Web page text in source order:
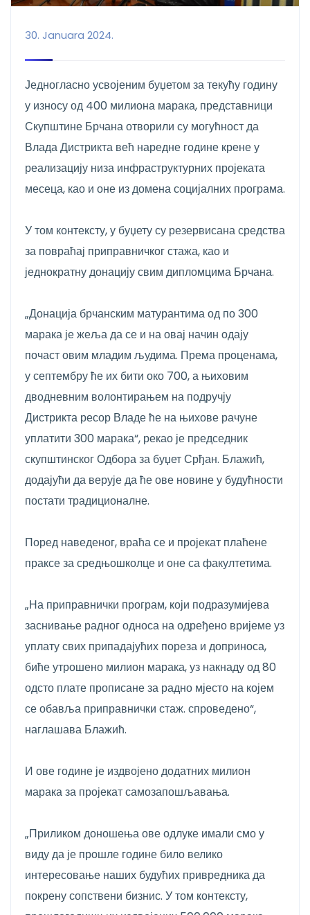
30. Januara 2024.
Једногласно усвојеним буџетом за текућу годину
у износу од 400 милиона марака, представници
Скупштине Брчана отворили су могућност да
Влада Дистрикта већ наредне године крене у
реализацију низа инфраструктурних пројеката
месеца, као и оне из домена социјалних програма.
У том контексту, у буџету су резервисана средства
за повраћај приправничког стажа, као и
једнократну донацију свим дипломцима Брчана.
„Донација брчанским матурантима од по 300
марака је жеља да се и на овај начин одају
почаст овим младим људима. Према проценама,
у септембру ће их бити око 700, а њиховим
дводневним волонтирањем на подручју
Дистрикта ресор Владе ће на њихове рачуне
уплатити 300 марака“, рекао је председник
скупштинског Одбора за буџет Срђан. Блажић,
додајући да верује да ће ове новине у будућности
постати традиционалне.
Поред наведеног, враћа се и пројекат плаћене
праксе за средњошколце и оне са факултетима.
„На приправнички програм, који подразумијева
заснивање радног односа на одређено вријеме уз
уплату свих припадајућих пореза и доприноса,
биће утрошено милион марака, уз накнаду од 80
одсто плате прописане за радно мјесто на којем
се обавља приправнички стаж. спроведено“,
наглашава Блажић.
И ове године је издвојено додатних милион
марака за пројекат самозапошљавања.
„Приликом доношења ове одлуке имали смо у
виду да је прошле године било велико
интересовање наших будућих привредника да
покрену сопствени бизнис. У том контексту,